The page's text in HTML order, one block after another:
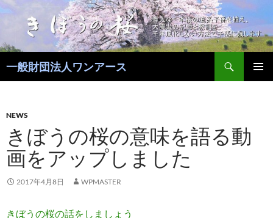
コ
ン
ツ
へ
一般財団法人ワンアース
NEWS
きぼうの桜の意味を語る動
画をアップしました
2017年4月8日 WPMASTER
きぼうの桜の話をしましょう